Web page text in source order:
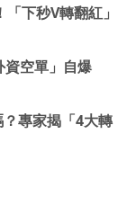
下秒V轉翻紅」
資空單」自爆
專家揭「4大轉